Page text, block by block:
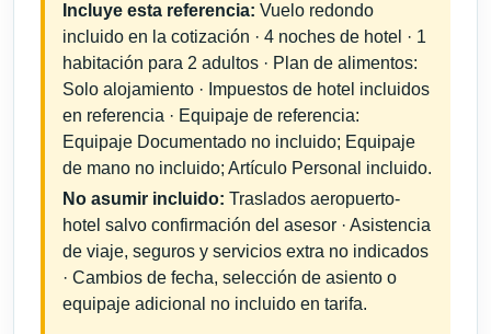
Incluye esta referencia: Vuelo redondo
incluido en la cotización · 4 noches de hotel · 1
habitación para 2 adultos · Plan de alimentos:
Solo alojamiento · Impuestos de hotel incluidos
en referencia · Equipaje de referencia:
Equipaje Documentado no incluido; Equipaje
de mano no incluido; Artículo Personal incluido.
No asumir incluido: Traslados aeropuerto-
hotel salvo confirmación del asesor · Asistencia
de viaje, seguros y servicios extra no indicados
· Cambios de fecha, selección de asiento o
equipaje adicional no incluido en tarifa.